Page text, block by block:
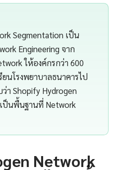
Segmentation เป็น
Engineering จาก
ให้องค์กรกว่า 600
นโรงพยาบาลธนาคารไป
Shopify Hydrogen
ป็นพื้นฐานที่ Network
Network